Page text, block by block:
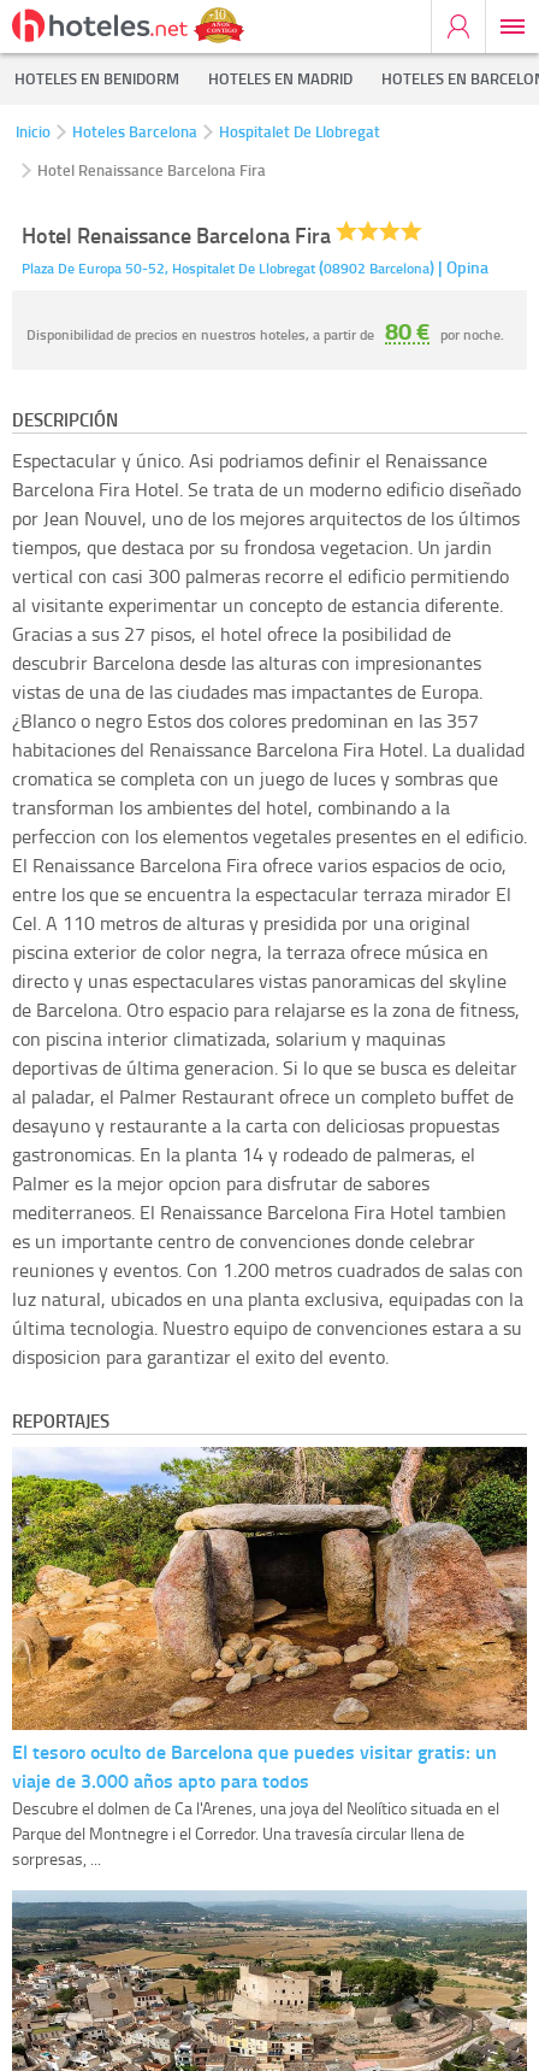
HOTELES EN BENIDORM HOTELES EN MADRID HOTELES EN
Inicio Hoteles Barcelona
Hospitalet De Llobregat
Hotel Renaissance Barcelona Fira
Hotel Renaissance Barcelona Fira
Plaza De Europa 50-52, Hospitalet De Llobregat(08902 Barcelona) | Opina
Disponibilidad de precios en nuestros hoteles, a partir de 80 € por noche.
DESCRIPCIÓN
Espectacular y único. Asi podriamos definir el Renaissance
Barcelona Fira Hotel. Se trata de un moderno edificio diseñado
por Jean Nouvel, uno de los mejores arquitectos de los últimos
tiempos, que destaca por su frondosa vegetacion. Un jardin
vertical con casi 300 palmeras recorre el edificio permitiendo
al visitante experimentar un concepto de estancia diferente.
Gracias a sus 27 pisos, el hotel ofrece la posibilidad de
descubrir Barcelona desde las alturas con impresionantes
vistas de una de las ciudades mas impactantes de Europa.
¿Blanco o negro Estos dos colores predominan en las 357
habitaciones del Renaissance Barcelona Fira Hotel. La dualidad
cromatica se completa con un juego de luces y sombras que
transforman los ambientes del hotel, combinando a la
perfeccion con los elementos vegetales presentes en el edificio.
El Renaissance Barcelona Fira ofrece varios espacios de ocio,
entre los que se encuentra la espectacular terraza mirador El
Cel. A 110 metros de alturas y presidida por una original
piscina exterior de color negra, la terraza ofrece música en
directo y unas espectaculares vistas panoramicas del skyline
de Barcelona. Otro espacio para relajarse es la zona de fitness,
con piscina interior climatizada, solarium y maquinas
deportivas de última generacion. Si lo que se busca es deleitar
al paladar, el Palmer Restaurant ofrece un completo buffet de
desayuno y restaurante a la carta con deliciosas propuestas
gastronomicas. En la planta 14 y rodeado de palmeras, el
Palmer es la mejor opcion para disfrutar de sabores
mediterraneos. El Renaissance Barcelona Fira Hotel tambien
es un importante centro de convenciones donde celebrar
reuniones y eventos. Con 1.200 metros cuadrados de salas con
luz natural, ubicados en una planta exclusiva, equipadas con la
última tecnologia. Nuestro equipo de convenciones estara a su
disposicion para garantizar el exito del evento.
REPORTAJES
El tesoro oculto de Barcelona que puedes visitar gratis: un
viaje de 3.000 años apto para todos
Descubre el dolmen de Ca l'Arenes, una joya del Neolítico situada en el
Parque del Montnegre i el Corredor. Una travesía circular llena de
sorpresas, ...